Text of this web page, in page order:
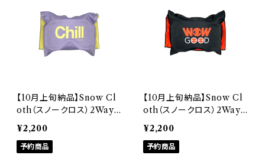
【10月上旬納品】Snow Cl
oth（スノークロス）2Way
ゴーグルケース・高機能ク
ロス【Purple-Yellow】A
Mastery
¥2,200
予約商品
【10月上旬納品】Snow Cl
oth（スノークロス）2Way
ゴーグルケース・高機能ク
ロス【WOWコラボ】A Mas
tery
¥2,200
予約商品